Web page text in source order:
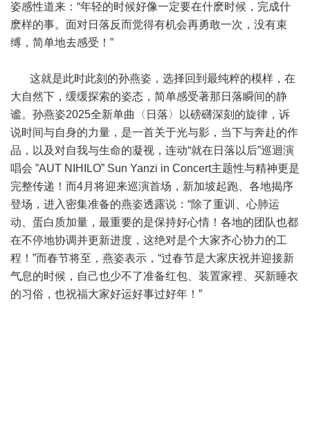
姿感性道来：“年轻的时候好像一定要在什麽时候，完成什
麽样的事。面对日落反而觉得有机会再勇敢一次，没有束
缚，简单地去感受！”
这就是此时此刻的孙燕姿，选择回到最纯粹的模样，在
大自然下，缓缓探索的姿态，简单感受著那日落瞬间的静
谧。孙燕姿2025全新单曲〈日落〉以磅礴深刻的旋律，诉
说时间与自身的力量，是一首关于光与影，当下与奔赴的作
品，以及对自我与生命的凝视，连动“就在日落以后”巡迴演
唱会 ”AUT NIHILO” Sun Yanzi in Concert主题性与精神更是
完整传递！而4月将迎来巡演首场，新加坡起跑、各地揭序
登场，进入密集准备的燕姿透露说：“除了重训、心肺运
动、蛋白质加量，最重要的是保持好心情！各地的团队也都
在不停地协调并更新进度，这绝对是个大家齐心协力的工
程！”而春节将至，燕姿表示，“过春节是大家庆祝并迎接新
气息的时候，自己也少不了准备红包、装置家裡、买新睡衣
的习俗，也祝福大家好运好事过好年！”